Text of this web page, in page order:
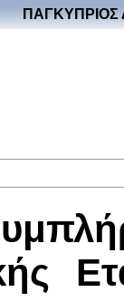
ΠΑΓΚΥΠΡΙΟΣ